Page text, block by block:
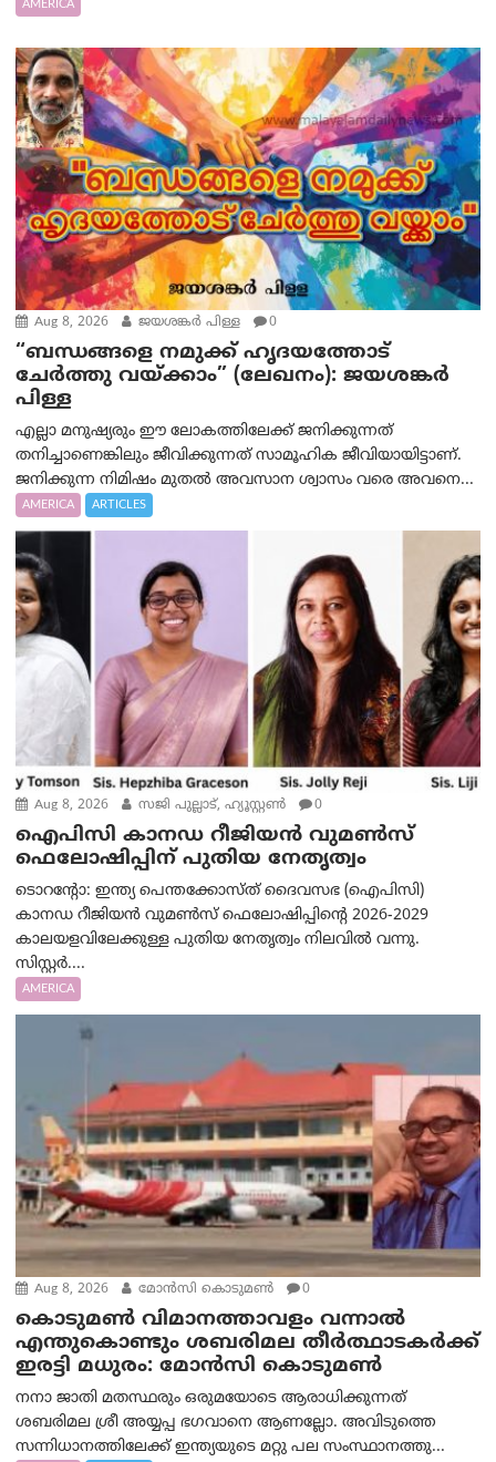
AMERICA
Aug 8, 2026 ജയശങ്കര്‍ പിള്ള 0
“ബന്ധങ്ങളെ നമുക്ക് ഹൃദയത്തോട്
ചേർത്തു വയ്ക്കാം” (ലേഖനം): ജയശങ്കര്‍
പിള്ള
എല്ലാ മനുഷ്യരും ഈ ലോകത്തിലേക്ക് ജനിക്കുന്നത്
തനിച്ചാണെങ്കിലും ജീവിക്കുന്നത് സാമൂഹിക ജീവിയായിട്ടാണ്.
ജനിക്കുന്ന നിമിഷം മുതൽ അവസാന ശ്വാസം വരെ അവനെ...
AMERICA ARTICLES
Aug 8, 2026 സജി പുല്ലാട്, ഹ്യൂസ്റ്റൺ 0
ഐപിസി കാനഡ റീജിയൻ വുമൺസ്
ഫെലോഷിപ്പിന് പുതിയ നേതൃത്വം
ടൊറന്റോ: ഇന്ത്യ പെന്തക്കോസ്ത് ദൈവസഭ (ഐപിസി)
കാനഡ റീജിയൻ വുമൺസ് ഫെലോഷിപ്പിന്റെ 2026-2029
കാലയളവിലേക്കുള്ള പുതിയ നേതൃത്വം നിലവിൽ വന്നു.
സിസ്റ്റർ....
AMERICA
Aug 8, 2026 മോൻസി കൊടുമൺ 0
കൊടുമൺ വിമാനത്താവളം വന്നാൽ
എന്തുകൊണ്ടും ശബരിമല തീർത്ഥാടകർക്ക്
ഇരട്ടി മധുരം: മോൻസി കൊടുമൺ
നനാ ജാതി മതസ്ഥരും ഒരുമയോടെ ആരാധിക്കുന്നത്
ശബരിമല ശ്രീ അയ്യപ്പ ഭഗവാനെ ആണല്ലോ. അവിടുത്തെ
സന്നിധാനത്തിലേക്ക് ഇന്ത്യയുടെ മറ്റു പല സംസ്ഥാനത്തു...